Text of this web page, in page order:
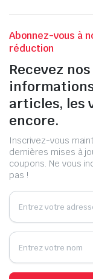
Abonnez-vous à
réduction
Recevez
articles, les
encore.
Inscrivez-vous
dernières mises à
coupons. Ne vous
pas !